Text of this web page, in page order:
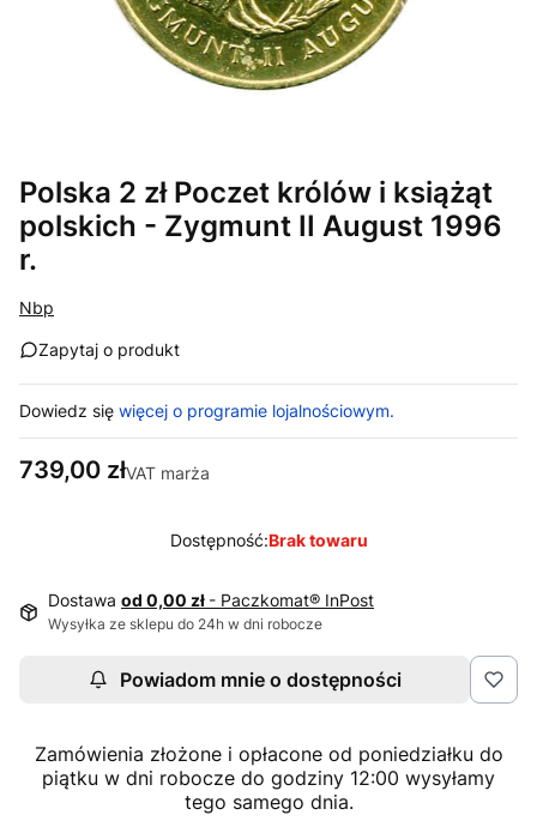
Polska 2 zł Poczet królów i książąt
polskich - Zygmunt II August 1996
r.
Nbp
Zapytaj o produkt
Dowiedz się więcej o programie lojalnościowym.
Cena
739,00 złVAT marża
Dostępność:Brak towaru
Dostawa od 0,00 zł - Paczkomat® InPost
Wysyłka ze sklepu do 24h w dni robocze
Powiadom mnie o dostępności
Zamówienia złożone i opłacone od poniedziałku do
piątku w dni robocze do godziny 12:00 wysyłamy
tego samego dnia.